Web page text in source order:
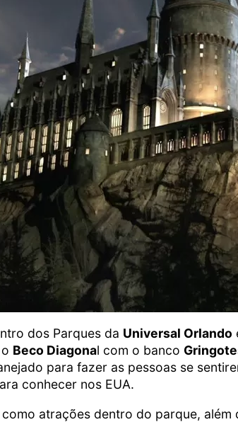
dos Parques da Universal Orlando
Beco Diagonal com o banco
para fazer as pessoas se
conhecer nos EUA.
atrações dentro do parque,